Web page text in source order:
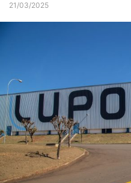
21/03/2025